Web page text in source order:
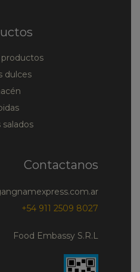
productos
dulces
salados
Contactanos
+54 911 2509 8027
Food Embassy S.R.L